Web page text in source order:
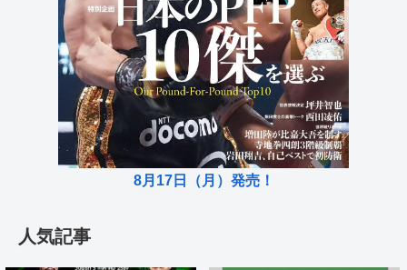
8月17日（月）発売！
人気記事